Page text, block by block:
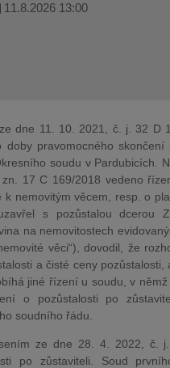
11.8.2026 13:00
dne 11. 10. 2021, č. j. 32 D
pravomocného skončení
soudu v Pardubicích.
17 C 169/2018 vedeno
nemovitým věcem, resp. o
s pozůstalou dcerou
na nemovitostech
věci“), dovodil, že
a čisté ceny pozůstalosti,
jiné řízení u soudu, v
o pozůstalosti po
soudního řádu.
ze dne 28. 4. 2022, č. j.
po zůstaviteli. Soud